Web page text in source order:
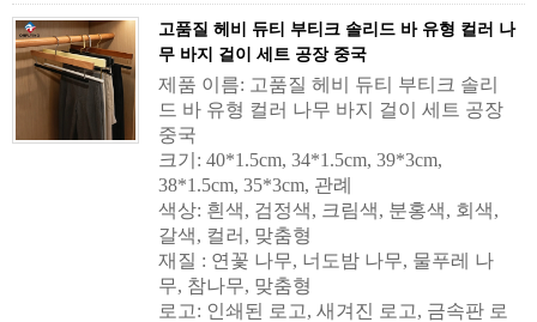
고품질 헤비 듀티 부티크 솔리드 바 유형 컬러 나
무 바지 걸이 세트 공장 중국
제품 이름: 고품질 헤비 듀티 부티크 솔리
드 바 유형 컬러 나무 바지 걸이 세트 공장
중국
크기: 40*1.5cm, 34*1.5cm, 39*3cm,
38*1.5cm, 35*3cm, 관례
색상: 흰색, 검정색, 크림색, 분홍색, 회색,
갈색, 컬러, 맞춤형
재질 : 연꽃 나무, 너도밤 나무, 물푸레 나
무, 참나무, 맞춤형
로고: 인쇄된 로고, 새겨진 로고, 금속판 로